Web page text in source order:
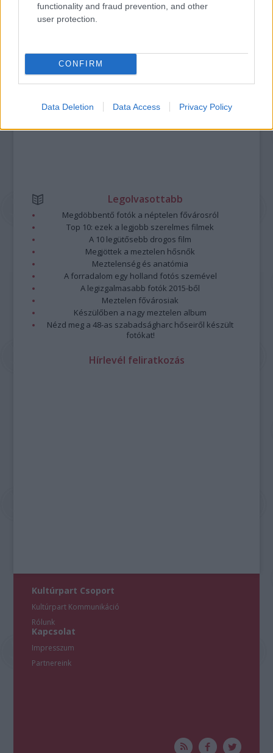
functionality and fraud prevention, and other
user protection.
CONFIRM
Data Deletion Data Access Privacy Policy
A bejegyzés trackback címe:
https://kulturpart.hu/api/trackback/id/7918096
A hozzászólások avonatkozó jogszabályokértelmében felhasználói tartalomnak
minősülnek, értük aszolgáltatás technikai
Legolvasottabb
Megdöbbentő fotók a néptelen fővárosról
Top 10: ezek a legjobb szerelmes filmek
A 10 legütősebb drogos film
Megjöttek a meztelen hősnők
Meztelenség és anatómia
A forradalom egy holland fotós szemével
A legizgalmasabb fotók 2015-ből
Meztelen fővárosiak
Készülőben a nagy meztelen album
Nézd meg a 48-as szabadságharc hőseiről készült
fotókat!
Hírlevél feliratkozás
Kultúrpart Csoport
Kultúrpart Kommunikáció
Rólunk
Kapcsolat
Impresszum
Partnereink